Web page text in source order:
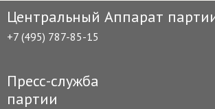
Центральный Аппарат
+7 (495) 787-85-15
Пресс-служба
партии